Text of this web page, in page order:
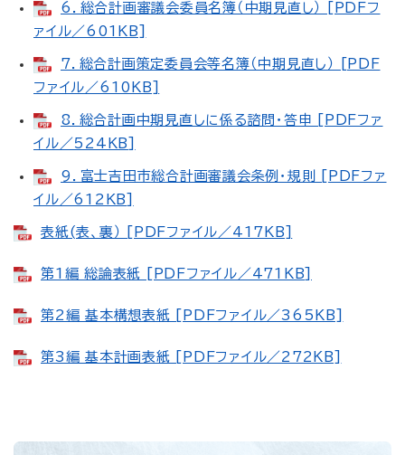
6．総合計画審議会委員名簿（中期見直し） [PDFフ
ァイル／601KB]
7．総合計画策定委員会等名簿（中期見直し） [PDF
ファイル／610KB]
8．総合計画中期見直しに係る諮問・答申 [PDFファ
イル／524KB]
9．富士吉田市総合計画審議会条例・規則 [PDFファ
イル／612KB]
表紙(表、裏） [PDFファイル／417KB]
第1編 総論表紙 [PDFファイル／471KB]
第2編 基本構想表紙 [PDFファイル／365KB]
第3編 基本計画表紙 [PDFファイル／272KB]